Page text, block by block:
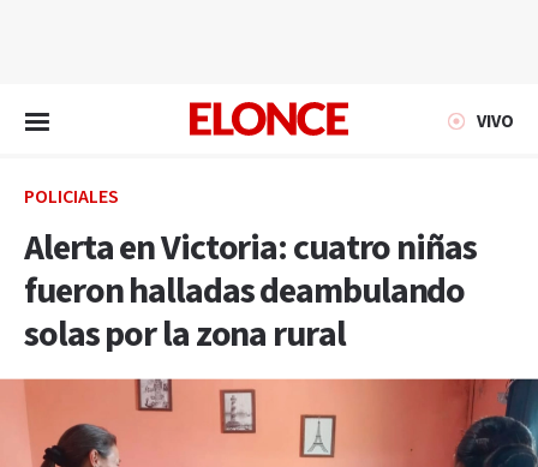
VIVO
POLICIALES
Alerta en Victoria: cuatro niñas
fueron halladas deambulando
solas por la zona rural